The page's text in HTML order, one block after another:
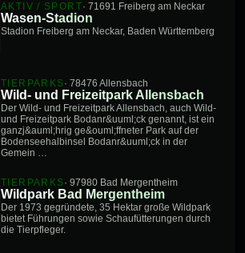
AKTIV / SPORT· 71691 Freiberg am Neckar
Wasen-Stadion
Stadion Freiberg am Neckar, Baden Württemberg
TIERPARKS· 78476 Allensbach
Wild- und Freizeitpark Allensbach
Der Wild- und Freizeitpark Allensbach, auch Wild-
und Freizeitpark Bodanr&uuml;ck genannt, ist ein
ganzj&auml;hrig ge&ouml;ffneter Park auf der
Bodenseehalbinsel Bodanr&uuml;ck in der
Gemein …
TIERPARKS· 97980 Bad Mergentheim
Wildpark Bad Mergentheim
Der 1973 gegründete, 35 Hektar große Wildpark
bietet Führungen sowie Schaufütterungen durch
die Tierpfleger.